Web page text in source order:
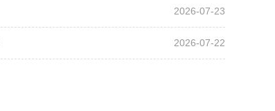
2026-07-23
2026-07-22